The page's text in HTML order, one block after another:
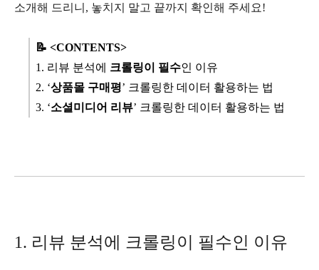
소개해 드리니, 놓치지 말고 끝까지 확인해 주세요!
📝 <CONTENTS>
1. 리뷰 분석에 크롤링이 필수인 이유
2. ‘상품몰 구매평’ 크롤링한 데이터 활용하는 법
3. ‘소셜미디어 리뷰’ 크롤링한 데이터 활용하는 법
1. 리뷰 분석에 크롤링이 필수인 이유